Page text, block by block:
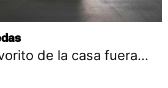
de la casa fuera…